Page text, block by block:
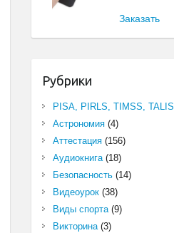
Заказать
Рубрики
PISA, PIRLS, TIMSS, TALIS
Астрономия(4)
Аттестация(156)
Аудиокнига(18)
Безопасность(14)
Видеоурок(38)
Виды спорта(9)
Викторина(3)